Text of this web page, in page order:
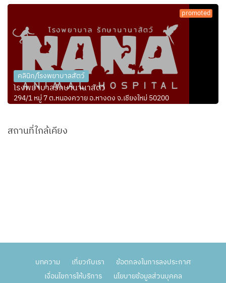
promoted
คลินิก/โรงพยาบาลสัตว์
โรงพยาบาลรักษานานาสัตว์
294/1 หมู่ 7 ต.หนองควาย อ.หางดง จ.เชียงใหม่ 50200
สถานที่ใกล้เคียง
บทความ เกี่ยวกับเรา
ข้อตกลงในการลงประกาศ
เงื่อนไขการให้บริการ
นโยบายข้อมูลส่วนบุคคล